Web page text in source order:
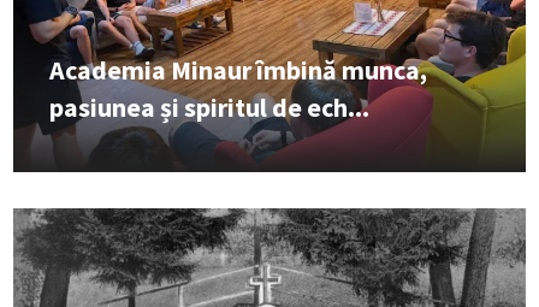
Academia Minaur îmbină munca,
pasiunea și spiritul de ech...